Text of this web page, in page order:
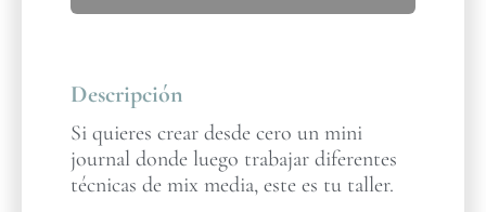
Descripción
Si quieres crear desde cero un mini
journal donde luego trabajar diferentes
técnicas de mix media, este es tu taller.